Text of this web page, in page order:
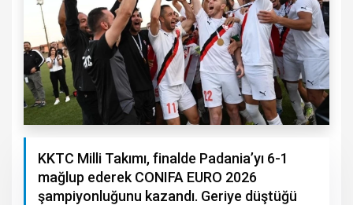
KKTC Milli Takımı, finalde Padania’yı 6-1
mağlup ederek CONIFA EURO 2026
şampiyonluğunu kazandı. Geriye düştüğü